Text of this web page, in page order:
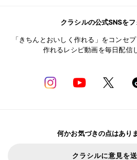
クラシルの公式SNSを
「きちんとおいしく作れる」をコンセ
作れるレシピ動画を毎日配信
何かお気づきの点はあり
クラシルに意見を